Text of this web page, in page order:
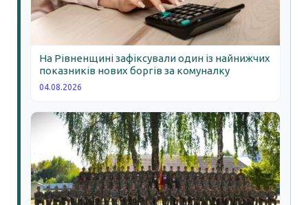
На Рівненщині зафіксували один із найнижчих
показників нових боргів за комуналку
04.08.2026